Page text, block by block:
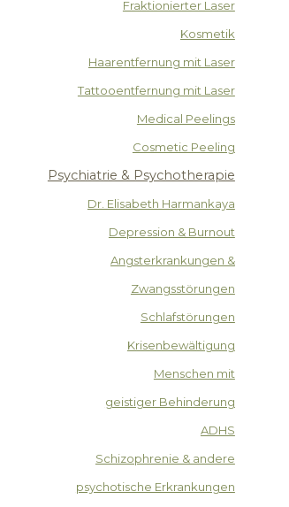
Fraktionierter Laser
Kosmetik
Haarentfernung mit Laser
Tattooentfernung mit Laser
Medical Peelings
Cosmetic Peeling
Psychiatrie & Psychotherapie
Dr. Elisabeth Harmankaya
Depression & Burnout
Angsterkrankungen &
Zwangsstörungen
Schlafstörungen
Krisenbewältigung
Menschen mit
geistiger Behinderung
ADHS
Schizophrenie & andere
psychotische Erkrankungen